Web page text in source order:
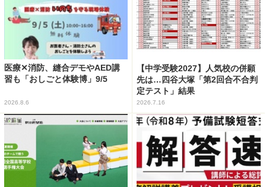
医療✕消防、縫合デモやAED講
習も「おしごと体験博」9/5
2026.8.6
【中学受験2027】人気校の併願
先は…四谷大塚「第2回合不合判
定テスト」結果
2026.7.16